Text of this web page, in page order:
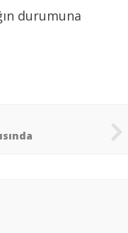
durumuna